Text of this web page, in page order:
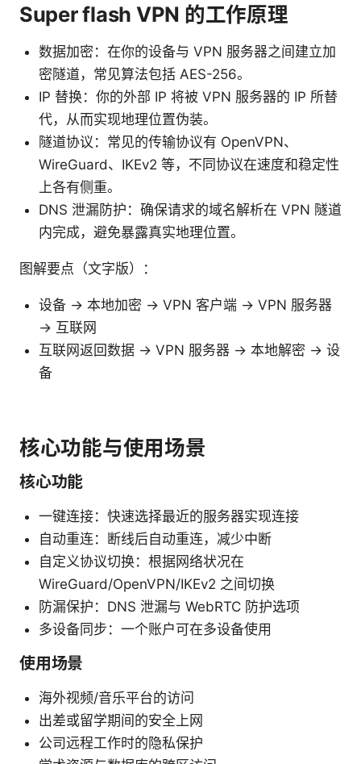
Super flash VPN 的工作原理
数据加密：在你的设备与 VPN 服务器之间建立加
密隧道，常见算法包括 AES-256。
IP 替换：你的外部 IP 将被 VPN 服务器的 IP 所替
代，从而实现地理位置伪装。
隧道协议：常见的传输协议有 OpenVPN、
WireGuard、IKEv2 等，不同协议在速度和稳定性
上各有侧重。
DNS 泄漏防护：确保请求的域名解析在 VPN 隧道
内完成，避免暴露真实地理位置。
图解要点（文字版）：
设备 -> 本地加密 -> VPN 客户端 -> VPN 服务器
-> 互联网
互联网返回数据 -> VPN 服务器 -> 本地解密 -> 设
备
核心功能与使用场景
核心功能
一键连接：快速选择最近的服务器实现连接
自动重连：断线后自动重连，减少中断
自定义协议切换：根据网络状况在
WireGuard/OpenVPN/IKEv2 之间切换
防漏保护：DNS 泄漏与 WebRTC 防护选项
多设备同步：一个账户可在多设备使用
使用场景
海外视频/音乐平台的访问
出差或留学期间的安全上网
公司远程工作时的隐私保护